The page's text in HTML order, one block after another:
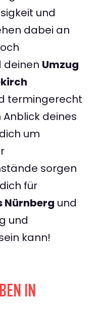
und
dabei an
deinen Umzug
termingerecht
deines
um
sorgen
für
Nürnberg und
und
kann!
IN